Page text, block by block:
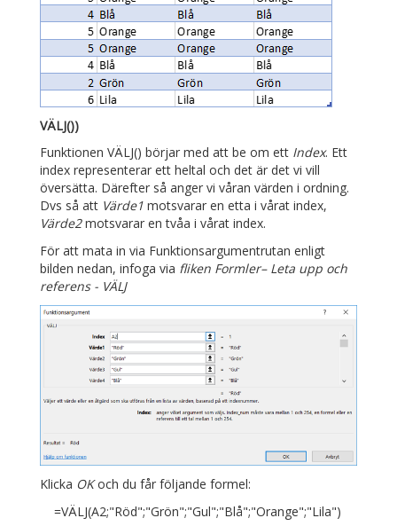
VÄLJ())
Funktionen VÄLJ() börjar med att be om ett Index. Ett
index representerar ett heltal och det är det vi vill
översätta. Därefter så anger vi våran värden i ordning.
Dvs så att Värde1 motsvarar en etta i vårat index,
Värde2motsvarar en tvåa i vårat index.
För att mata in via Funktionsargumentrutan enligt
bilden nedan, infoga via fliken Formler– Leta upp och
referens - VÄLJ
Klicka OKoch du får följande formel:
=VÄLJ(A2;"Röd";"Grön";"Gul";"Blå";"Orange";"Lila")